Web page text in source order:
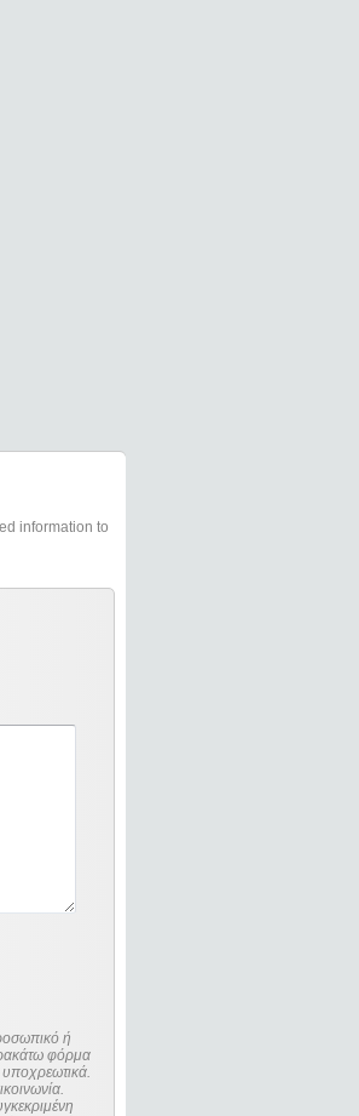
information to
ή
φόρμα